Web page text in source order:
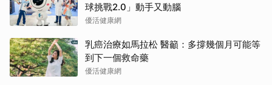
球挑戰2.0」動手又動腦
優活健康網
乳癌治療如馬拉松 醫籲：多撐幾個月可能等
到下一個救命藥
優活健康網